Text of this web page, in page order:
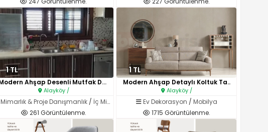
1 TL
Modern Ahşap Desenli Mutfak Do..
Alayköy /
Mimarlık & Proje Danışmanlık / İç Mimarlık
261 Görüntülenme.
1 TL
Modern Ahşap Detaylı Koltuk Ta..
Alayköy /
Ev Dekorasyon / Mobilya
1715 Görüntülenme.